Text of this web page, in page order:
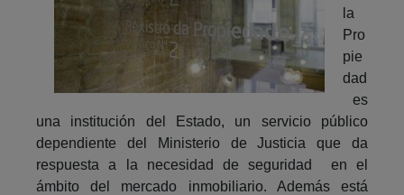
la
Pro
pie
dad
es
una institución del Estado, un servicio público
dependiente del Ministerio de Justicia que da
respuesta a la necesidad de seguridad en el
ámbito del mercado inmobiliario. Además está